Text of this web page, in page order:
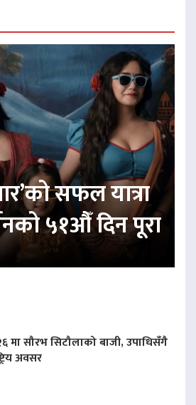
सफल यात्रा
५१औँ दिन पूरा
सौरभ सिटौलाको बाजी, उपाधिसँगै
अवसर